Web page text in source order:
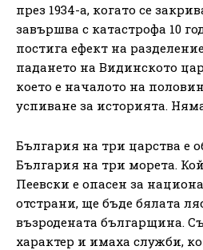
през 1934-а, когато се
завършва с катастрофа 10
постига ефект на
падането на Видинското
което е началото на
успиване за историята.
България на три царства е
България на три морета.
Пеевски е опасен за
отстрани, ще бъде бялата
възродената българщина.
характер и имаха служби,